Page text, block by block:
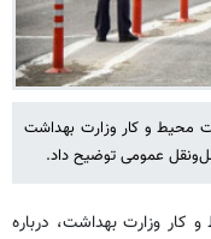
محیط و کار وزارت بهداشت
عمومی توضیح داد.
وزارت بهداشت، درباره